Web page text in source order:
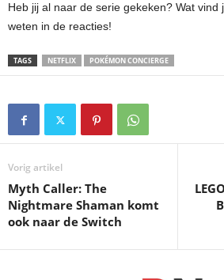
Heb jij al naar de serie gekeken? Wat
weten in de reacties!
TAGS NETFLIX POKÉMON CONCIERGE
Vorig artikel
Myth Caller: The
Nightmare Shaman komt
ook naar de Switch